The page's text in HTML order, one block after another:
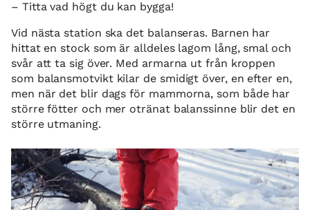
– Titta vad högt du kan bygga!
Vid nästa station ska det balanseras. Barnen har
hittat en stock som är alldeles lagom lång, smal och
svår att ta sig över. Med armarna ut från kroppen
som balansmotvikt kilar de smidigt över, en efter en,
men när det blir dags för mammorna, som både har
större fötter och mer otränat balanssinne blir det en
större utmaning.